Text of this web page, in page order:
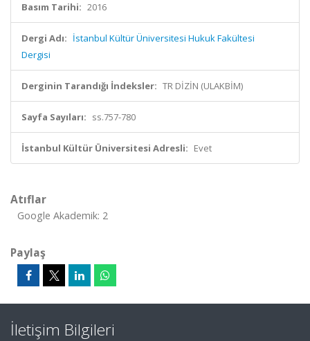
Basım Tarihi: 2016
Dergi Adı: İstanbul Kültür Üniversitesi Hukuk Fakültesi
Dergisi
Derginin Tarandığı İndeksler: TR DİZİN (ULAKBİM)
Sayfa Sayıları: ss.757-780
İstanbul Kültür Üniversitesi Adresli: Evet
Atıflar
Google Akademik: 2
Paylaş
İletişim Bilgileri